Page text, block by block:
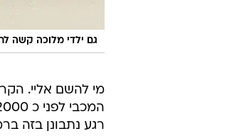
גם ילדי מלוכה קשה
מי להשם אליי.
רגע נתבונן בזה